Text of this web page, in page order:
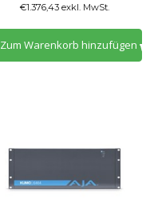
€1.376,43 exkl. MwSt.
Zum Warenkorb hinzufügen